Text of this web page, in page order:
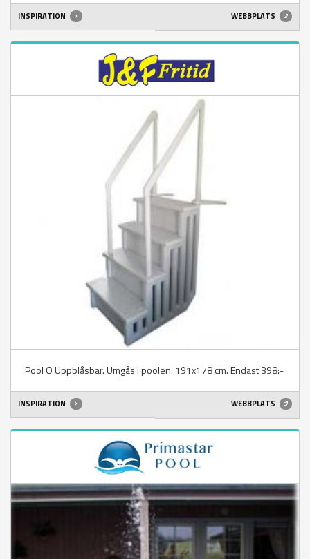
INSPIRATION WEBBPLATS
Pool Ö Uppblåsbar. Umgås i poolen. 191x178 cm. Endast 398:-
INSPIRATION WEBBPLATS